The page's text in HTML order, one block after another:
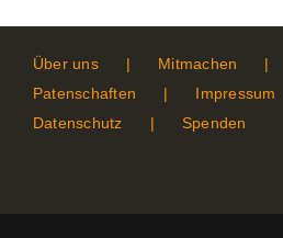
Über uns Mitmachen
Patenschaften
Impressum
Datenschutz
Spenden